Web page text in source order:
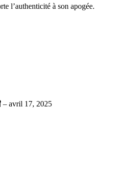
l’authenticité à son apogée.
– avril 17, 2025